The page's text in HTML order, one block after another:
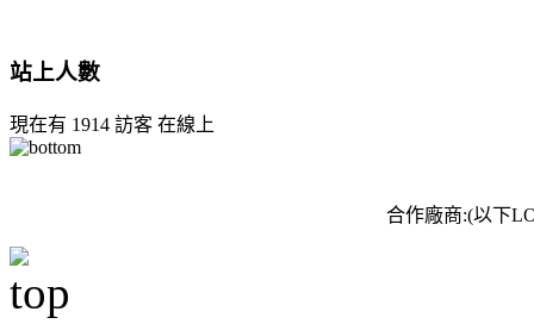
站上人數
現在有 1914 訪客 在線上
合作廠商:(以下